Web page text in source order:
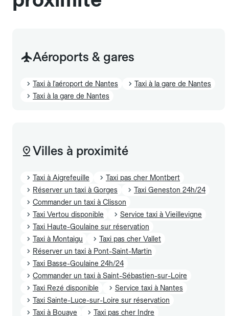
Aéroports & gares
Taxi à l'aéroport de Nantes
Taxi à la gare de Nantes
Taxi à la gare de Nantes
Villes à proximité
Taxi à Aigrefeuille
Taxi pas cher Montbert
Réserver un taxi à Gorges
Taxi Geneston 24h/24
Commander un taxi à Clisson
Taxi Vertou disponible
Service taxi à Vieillevigne
Taxi Haute-Goulaine sur réservation
Taxi à Montaigu
Taxi pas cher Vallet
Réserver un taxi à Pont-Saint-Martin
Taxi Basse-Goulaine 24h/24
Commander un taxi à Saint-Sébastien-sur-Loire
Taxi Rezé disponible
Service taxi à Nantes
Taxi Sainte-Luce-sur-Loire sur réservation
Taxi à Bouaye
Taxi pas cher Indre